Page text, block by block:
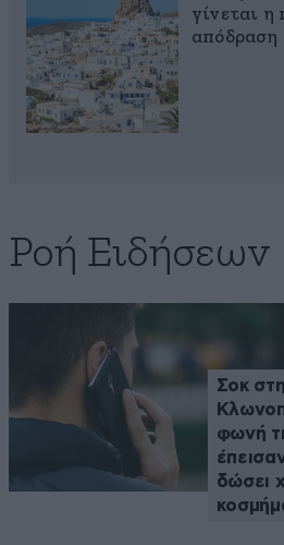
γίνεται η
Ροή Ειδήσεων
Σοκ
φωνή
δώσει